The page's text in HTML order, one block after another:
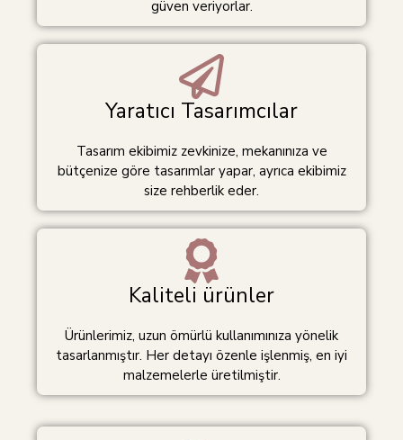
güven veriyorlar.
Yaratıcı Tasarımcılar
Tasarım ekibimiz zevkinize, mekanınıza ve
bütçenize göre tasarımlar yapar, ayrıca ekibimiz
size rehberlik eder.
Kaliteli ürünler
Ürünlerimiz, uzun ömürlü kullanımınıza yönelik
tasarlanmıştır. Her detayı özenle işlenmiş, en iyi
malzemelerle üretilmiştir.